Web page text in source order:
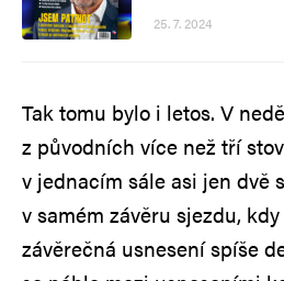
25. 7. 2024
Tak tomu bylo i letos. V
z původních více než tří
v jednacím sále asi jen dvě
v samém závěru sjezdu,
závěrečná usnesení spíše